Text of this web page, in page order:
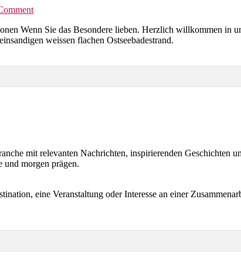
Grundstück
150
m
on
Bernadette
Glowe
zur
Ostsee
400
m
Wenn Sie das Besondere lieben. Herzlich willkommen in
weissen flachen Ostseebadestrand.
mit relevanten Nachrichten, inspirierenden Geschichten
und morgen prägen.
eine Veranstaltung oder Interesse an einer